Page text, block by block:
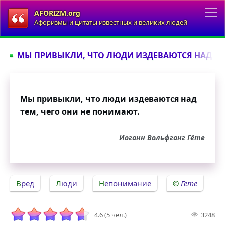
AFORIZM.org
Афоризмы и цитаты известных и великих людей
МЫ ПРИВЫКЛИ, ЧТО ЛЮДИ ИЗДЕВАЮТСЯ НАД
Мы привыкли, что люди издеваются над
тем, чего они не понимают.
Иоганн Вольфганг Гёте
Вред Люди Непонимание Гёте
4.6 (5 чел.) 3248